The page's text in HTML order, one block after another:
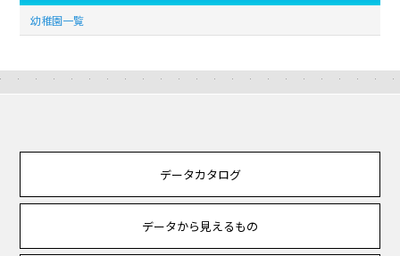
幼稚園一覧
データカタログ
データから見えるもの